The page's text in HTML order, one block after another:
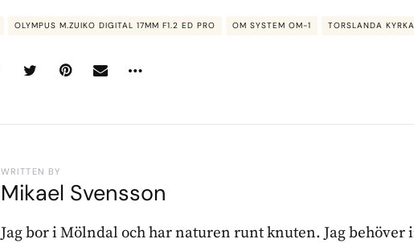
OLYMPUS M.ZUIKO DIGITAL 17MM F1.2 ED PRO OM SYSTEM OM-1 TORSLANDA KYRKA
WRITTEN BY
Mikael Svensson
Jag bor i Mölndal och har naturen runt knuten. Jag behöver